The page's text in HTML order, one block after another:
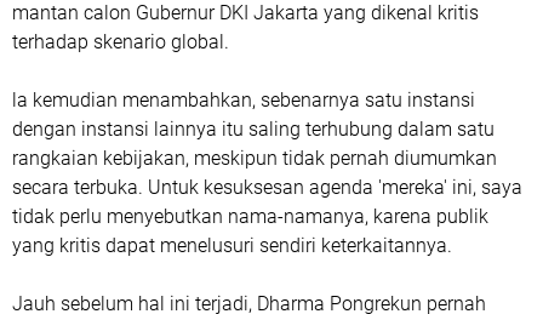
mantan calon Gubernur DKI Jakarta yang dikenal kritis
terhadap skenario global.
la kemudian menambahkan, sebenarnya satu instansi
dengan instansi lainnya itu saling terhubung dalam satu
rangkaian kebijakan, meskipun tidak pernah diumumkan
secara terbuka. Untuk kesuksesan agenda 'mereka' ini, saya
tidak perlu menyebutkan nama-namanya, karena publik
yang kritis dapat menelusuri sendiri keterkaitannya.
Jauh sebelum hal ini terjadi, Dharma Pongrekun pernah